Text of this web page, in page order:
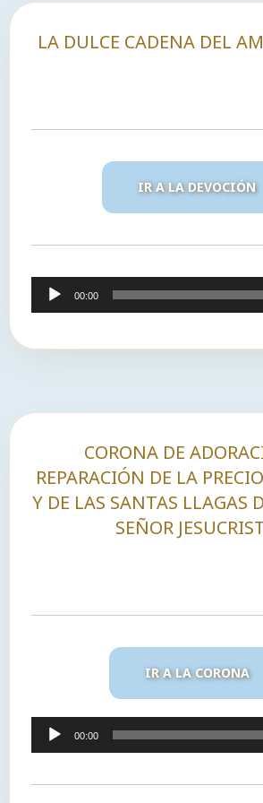
LA DULCE CADENA DEL
IR A LA DEVOCIÓN
Reproductor
de
00:00
CORONA DE
REPARACIÓN DE LA
Y DE LAS SANTAS LLAGAS
SEÑOR
IR A LA CORONA
Reproductor
de
00:00